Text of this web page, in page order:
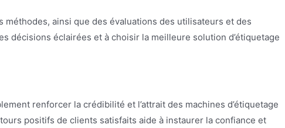
méthodes, ainsi que des évaluations des utilisateurs et des
décisions éclairées et à choisir la meilleure solution d’étiquetage
renforcer la crédibilité et l’attrait des machines d’étiquetage
positifs de clients satisfaits aide à instaurer la confiance et